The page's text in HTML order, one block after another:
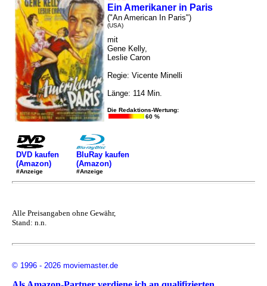
Ein Amerikaner in Paris
("An American In Paris")
(USA)
mit
Gene Kelly,
Leslie Caron
Regie: Vicente Minelli
Länge: 114 Min.
Die Redaktions-Wertung:
60 %
DVD kaufen
(Amazon)
#Anzeige
BluRay kaufen
(Amazon)
#Anzeige
Alle Preisangaben ohne Gewähr,
Stand: n.n.
© 1996 - 2026 moviemaster.de